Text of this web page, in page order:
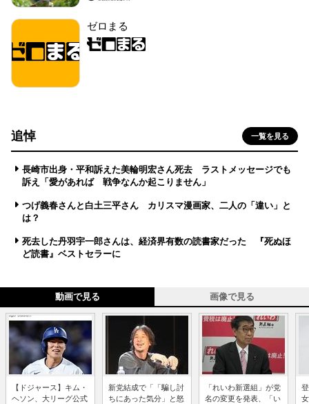
ゼロまる
追悼 一覧を見る
長崎市出身・平和訴えた美輪明宏さん死去 ラストメッセージでも
訴え「愛があれば 戦争なんか起こりません」
つげ義春さんと白土三平さん カリスマ漫画家、二人の「違い」と
は？
死去した丹羽宇一郎さんは、経済界有数の読書家だった 『死ぬほ
ど読書』ベストセラーに
動画で見る 画像で見る
【ドジャース】キム・
ヘソン、大リーグ公式
新党結成で「「騙し討
ちにあった気分」と怒
「れいわ新選組」が党
名の変更を発表、「い